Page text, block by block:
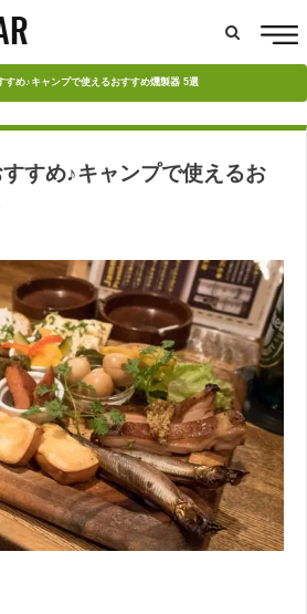
すめ♪キャンプで使えるおすすめ燻製器 5選
すめ♪キャンプで使えるお